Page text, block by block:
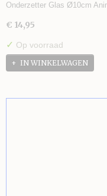
Onderzetter Glas Ø10cm
€ 14,95
✓ Op voorraad
IN WINKELWAGEN